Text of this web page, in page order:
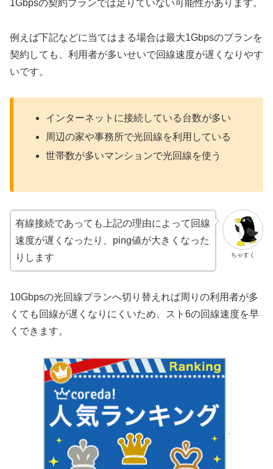
1Gbpsの契約プランでは足りていない可能性があります。
例えば下記などに当てはまる場合は最大1Gbpsのプランを
契約しても、利用者が多いせいで回線速度が遅くなりやす
いです。
インターネットに接続している台数が多い
周辺の家や事務所で光回線を利用している
世帯数が多いマンションで光回線を使う
ちゃすく
有線接続であっても上記の理由によって回線
速度が遅くなったり、ping値が大きくなった
りします
10Gbpsの光回線プランへ切り替えれば周りの利用者が多
くても回線が遅くなりにくいため、スト6の回線速度を早
くできます。